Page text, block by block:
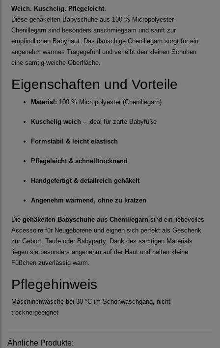
Weich. Kuschelig. Pflegeleicht.
Diese gehäkelten Babyschuhe aus 100 % Micropolyester-
Chenillegarn sind besonders anschmiegsam und sanft zur
empfindlichen Babyhaut. Das flauschige Chenillegarn sorgt für ein
angenehm warmes Tragegefühl und verleiht den kleinen Schuhen
eine samtig-weiche Oberfläche.
Eigenschaften und Vorteile
Material: 100 % Micropolyester (Chenillegarn)
Kuschelig weich – ideal für zarte Babyfüße
Formstabil & leicht elastisch
Pflegeleicht & schnelltrocknend
Handgefertigt & detailreich gehäkelt
Angenehm wärmend, ohne zu kratzen
Die gehäkelten Babyschuhe aus Chenillegarn sind ein liebevolles
Accessoire für Neugeborene und eignen sich perfekt als Geschenk
zur Geburt, Taufe oder Babyparty. Dank des samtigen Materials
liegen sie besonders angenehm auf der Haut und halten kleine
Füßchen zuverlässig warm.
Pflegehinweis
Maschinenwäsche bei 30 °C im Schonwaschgang, nicht
trocknergeeignet
Ähnliche Produkte: